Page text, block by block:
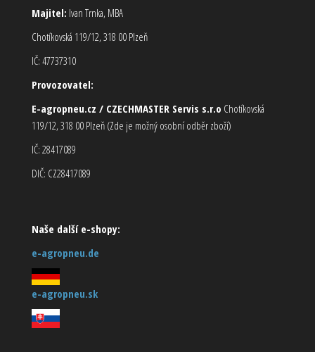
Majitel: Ivan Trnka, MBA
Chotíkovská 119/12, 318 00 Plzeň
IČ: 47737310
Provozovatel:
E-agropneu.cz / CZECHMASTER Servis s.r.o Chotíkovská
119/12, 318 00 Plzeň (Zde je možný osobní odběr zboží)
IČ: 28417089
DIČ: CZ28417089
Naše další e-shopy:
e-agropneu.de
e-agropneu.sk